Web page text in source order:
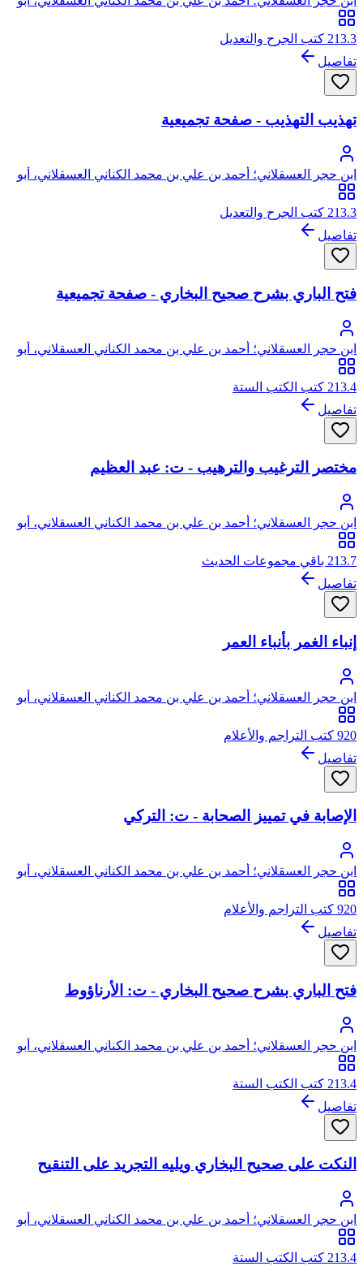
الفضل، شهاب الدين، ابن حجر
213.3 كتب الجرح والتعديل
تفاصيل
تهذيب التهذيب - صفحة تجميعية
ابن حجر العسقلاني؛ أحمد بن علي بن محمد الكناني العسقلاني، أبو
الفضل، شهاب الدين، ابن حجر
213.3 كتب الجرح والتعديل
تفاصيل
فتح الباري بشرح صحيح البخاري - صفحة تجميعية
ابن حجر العسقلاني؛ أحمد بن علي بن محمد الكناني العسقلاني، أبو
الفضل، شهاب الدين، ابن حجر
213.4 كتب الكتب الستة
تفاصيل
مختصر الترغيب والترهيب - ت: عبد العظيم
ابن حجر العسقلاني؛ أحمد بن علي بن محمد الكناني العسقلاني، أبو
الفضل، شهاب الدين، ابن حجر
213.7 باقي مجموعات الحديث
تفاصيل
إنباء الغمر بأنباء العمر
ابن حجر العسقلاني؛ أحمد بن علي بن محمد الكناني العسقلاني، أبو
الفضل، شهاب الدين، ابن حجر
920 كتب التراجم والأعلام
تفاصيل
الإصابة في تمييز الصحابة - ت: التركي
ابن حجر العسقلاني؛ أحمد بن علي بن محمد الكناني العسقلاني، أبو
الفضل، شهاب الدين، ابن حجر
920 كتب التراجم والأعلام
تفاصيل
فتح الباري بشرح صحيح البخاري - ت: الأرناؤوط
ابن حجر العسقلاني؛ أحمد بن علي بن محمد الكناني العسقلاني، أبو
الفضل، شهاب الدين، ابن حجر
213.4 كتب الكتب الستة
تفاصيل
النكت على صحيح البخاري ويليه التجريد على التنقيح
ابن حجر العسقلاني؛ أحمد بن علي بن محمد الكناني العسقلاني، أبو
الفضل، شهاب الدين، ابن حجر
213.4 كتب الكتب الستة